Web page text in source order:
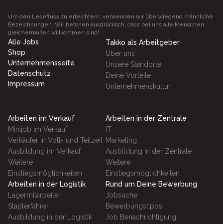
Um den Lesefluss zu erleichtern, verwenden wir überwiegend männliche
Bezeichnungen. Wir betonen ausdrücklich, dass bei uns alle Menschen
gleichermaßen willkommen sind!
Alle Jobs
Shop
Unternehmensseite
Datenschutz
Impressum
Takko als Arbeitgeber
Über uns
Unsere Standorte
Deine Vorteile
Unternehmenskultur
Arbeiten im Verkauf
Minijob im Verkauf
Verkäufer in Voll- und Teilzeit
Ausbildung im Verkauf
Weitere
Einstiegsmöglichkeiten
Arbeiten in der Zentrale
IT
Marketing
Ausbildung in der Zentrale
Weitere
Einstiegsmöglichkeiten
Arbeiten in der Logistik
Lagermitarbeiter
Staplerfahrer
Ausbildung in der Logistik
Rund um Deine Bewerbung
Jobsuche
Bewerbungstipps
Job Benachrichtigung